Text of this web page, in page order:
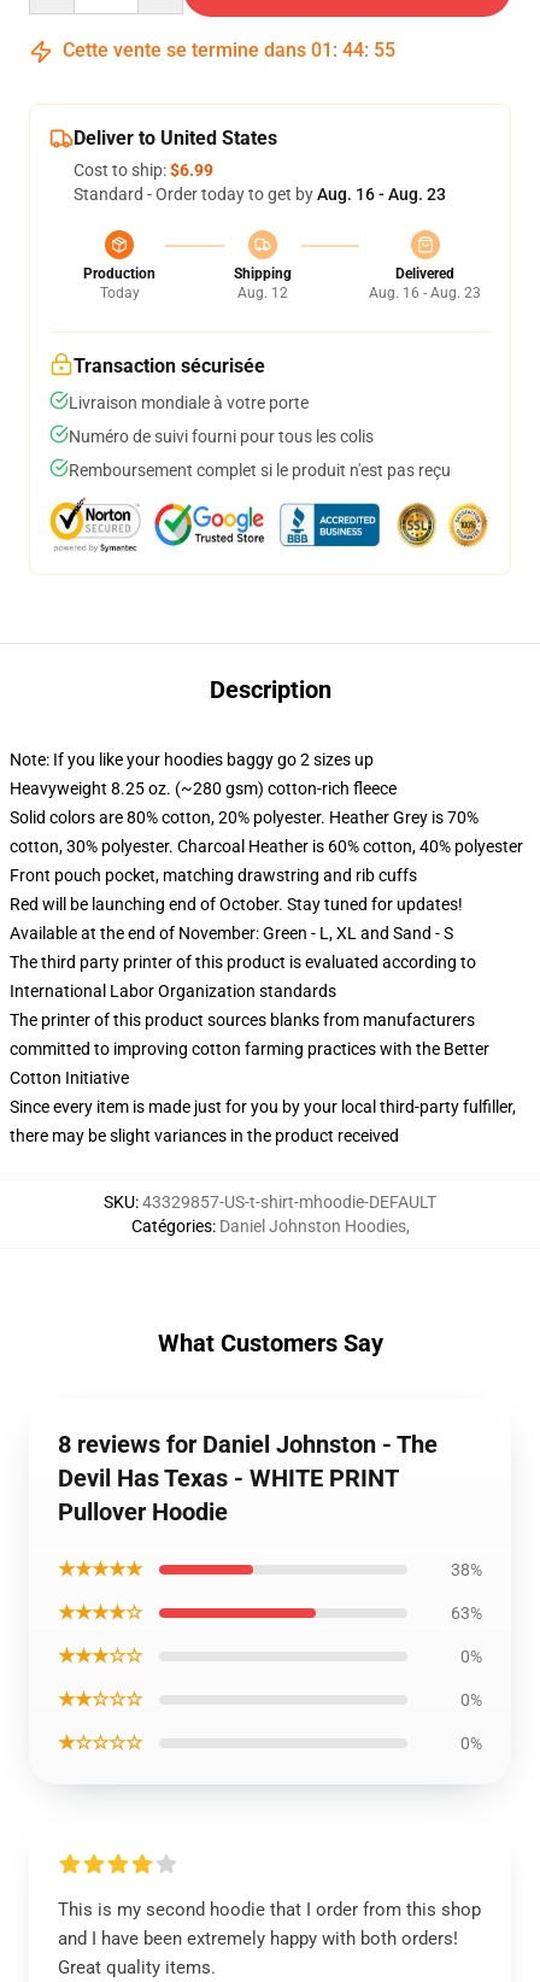
Cette vente se termine dans 01 : 44: 54
Deliver to United States
Cost to ship:$6.99
Standard - Order today to get byAug. 16 - Aug. 23
Production
Today
Shipping
Aug. 12
Delivered
Aug. 16 - Aug. 23
Transaction sécurisée
Livraison mondiale à votre porte
Numéro de suivi fourni pour tous les colis
Remboursement complet si le produit n'est pas reçu
Description
Note: If you like your hoodies baggy go 2 sizes up
Heavyweight 8.25 oz. (~280 gsm) cotton-rich fleece
Solid colors are 80% cotton, 20% polyester. Heather Grey is 70%
cotton, 30% polyester. Charcoal Heather is 60% cotton, 40% polyester
Front pouch pocket, matching drawstring and rib cuffs
Red will be launching end of October. Stay tuned for updates!
Available at the end of November: Green - L, XL and Sand - S
The third party printer of this product is evaluated according to
International Labor Organization standards
The printer of this product sources blanks from manufacturers
committed to improving cotton farming practices with the Better
Cotton Initiative
Since every item is made just for you by your local third-party fulfiller,
there may be slight variances in the product received
SKU:43329857-US-t-shirt-mhoodie-DEFAULT
Catégories: Daniel Johnston Hoodies,
What Customers Say
8 reviews for Daniel Johnston - The
Devil Has Texas - WHITE PRINT
Pullover Hoodie
★★★★★ 38%
★★★★☆ 63%
★★★☆☆ 0%
★★☆☆☆ 0%
★☆☆☆☆ 0%
This is my second hoodie that I order from this shop
and I have been extremely happy with both orders!
Great quality items.